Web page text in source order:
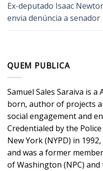
Ex-deputado Isaac
envia denúncia a senador
QUEM PUBLICA
Samuel Sales Saraiva is
born, author of projects
social engagement and
Credentialed by the
New York (NYPD) in
and was a former
of Washington (NPC)